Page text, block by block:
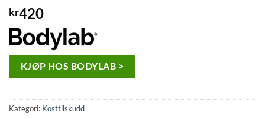
kr420
KJØP HOS BODYLAB >
Kategori: Kosttilskudd